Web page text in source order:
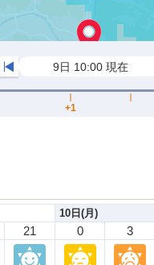
21
10日(月)
0 3